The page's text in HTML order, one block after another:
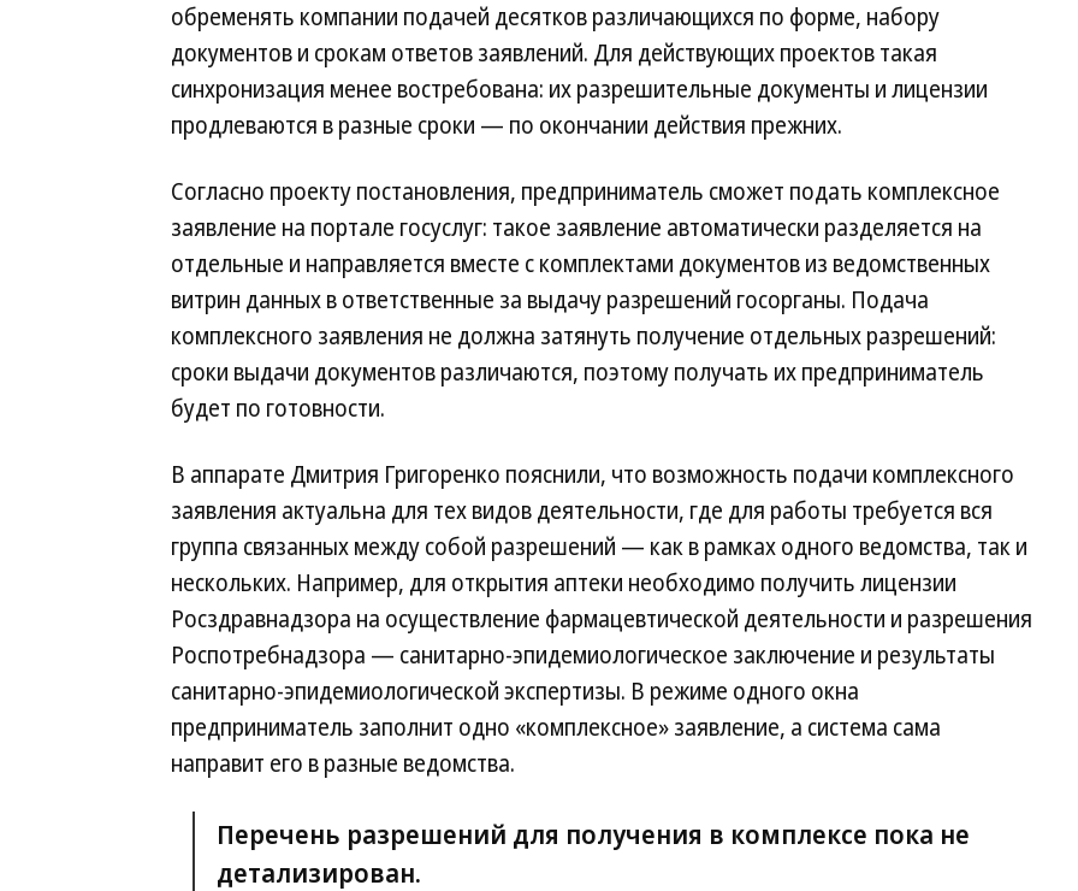
обременять компании подачей десятков различающихся по форме, набору
документов и срокам ответов заявлений. Для действующих проектов такая
синхронизация менее востребована: их разрешительные документы и лицензии
продлеваются в разные сроки — по окончании действия прежних.
Согласно проекту постановления, предприниматель сможет подать комплексное
заявление на портале госуслуг: такое заявление автоматически разделяется на
отдельные и направляется вместе с комплектами документов из ведомственных
витрин данных в ответственные за выдачу разрешений госорганы. Подача
комплексного заявления не должна затянуть получение отдельных разрешений:
сроки выдачи документов различаются, поэтому получать их предприниматель
будет по готовности.
В аппарате Дмитрия Григоренко пояснили, что возможность подачи комплексного
заявления актуальна для тех видов деятельности, где для работы требуется вся
группа связанных между собой разрешений — как в рамках одного ведомства, так и
нескольких. Например, для открытия аптеки необходимо получить лицензии
Росздравнадзора на осуществление фармацевтической деятельности и разрешения
Роспотребнадзора — санитарно-эпидемиологическое заключение и результаты
санитарно-эпидемиологической экспертизы. В режиме одного окна
предприниматель заполнит одно «комплексное» заявление, а система сама
направит его в разные ведомства.
Перечень разрешений для получения в комплексе пока не
детализирован.